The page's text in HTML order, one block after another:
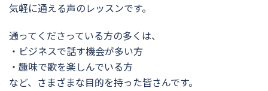
気軽に通える声のレッスンです。
通ってくださっている方の多くは、
・ビジネスで話す機会が多い方
・趣味で歌を楽しんでいる方
など、さまざまな目的を持った皆さんです。